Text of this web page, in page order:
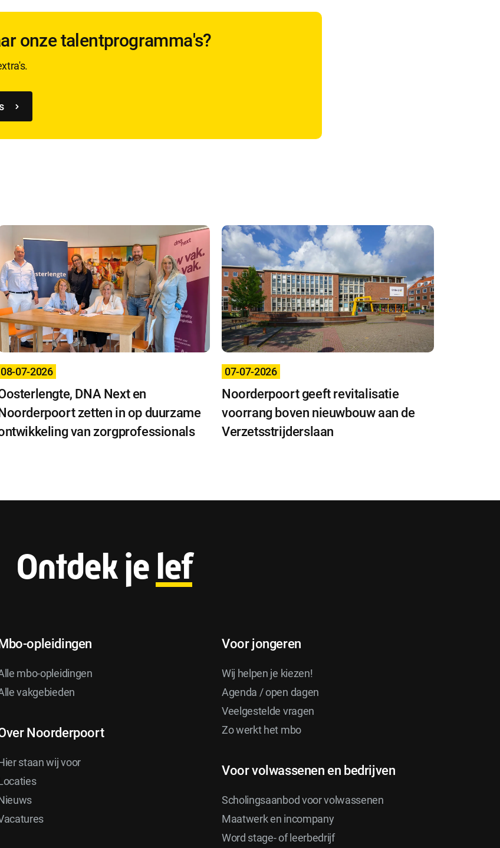
onze talentprogramma's?
DNA Next en
zetten in op duurzame
van zorgprofessionals
08-07-2026
Noorderpoort geeft revitalisatie
voorrang boven nieuwbouw aan de
Verzetsstrijderslaan
07-07-2026
F
e
Ontdek je lef
opleidingen
mbo-opleidingen
vakgebieden
Noorderpoort
staan wij voor
Voor jongeren
Wij helpen je kiezen!
Agenda / open dagen
Veelgestelde vragen
Zo werkt het mbo
Voor volwassenen en bedrijven
Scholingsaanbod voor volwassenen
Maatwerk en incompany
Word stage- of leerbedrijf